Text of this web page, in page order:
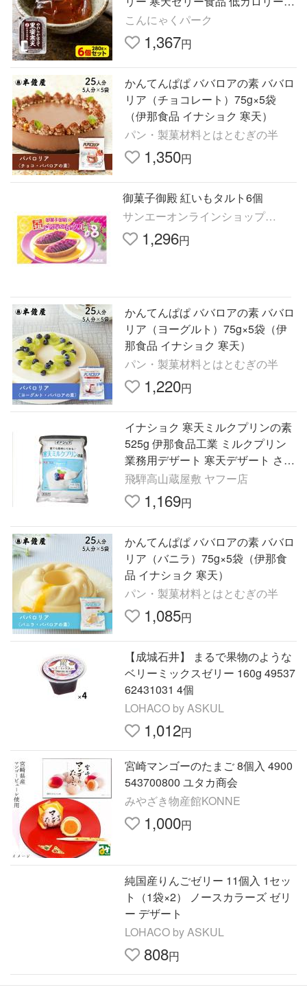
スイーツ 大容量 置き換え(250g*6
個入)
こんにゃくパーク
1,367円
かんてんぱぱ ババロアの素 ババロ
リア（チョコレート）75g×5袋
（伊那食品 イナショク 寒天）
パン・製菓材料とはとむぎの半
1,350円
御菓子御殿 紅いもタルト6個
サンエーオンラインショップ
Yaho1,296円
かんてんぱぱ ババロアの素 ババロ
リア（ヨーグルト）75g×5袋（伊
那食品 イナショク 寒天）
パン・製菓材料とはとむぎの半
1,220円
イナショク 寒天ミルクプリンの素
525g 伊那食品工業 ミルクプリン
業務用デザート 寒天デザート さっ
ぱりデザート 簡単デザート 大容量
デザート材料
飛騨高山蔵屋敷 ヤフー店
1,169円
かんてんぱぱ ババロアの素 ババロ
リア（バニラ）75g×5袋（伊那食
品 イナショク 寒天）
パン・製菓材料とはとむぎの半
1,085円
【成城石井】 まるで果物のような
ベリーミックスゼリー 160g 49537
62431031 4個
LOHACO by ASKUL
1,012円
宮崎マンゴーのたまご 8個入 4900
543700800 ユタカ商会
みやざき物産館KONNE
1,000円
純国産りんごゼリー 11個入 1セッ
ト（1袋×2） ノースカラーズ ゼリ
ー デザート
LOHACO by ASKUL
808円